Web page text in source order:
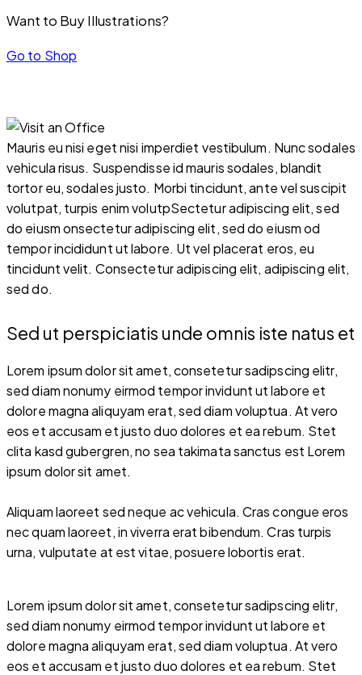
Want to Buy Illustrations?
Go to Shop
Mauris eu nisi eget nisi imperdiet vestibulum. Nunc sodales
vehicula risus. Suspendisse id mauris sodales, blandit
tortor eu, sodales justo. Morbi tincidunt, ante vel suscipit
volutpat, turpis enim volutpSectetur adipiscing elit, sed
do eiusm onsectetur adipiscing elit, sed do eiusm od
tempor incididunt ut labore. Ut vel placerat eros, eu
tincidunt velit. Consectetur adipiscing elit, adipiscing elit,
sed do.
Sed ut perspiciatis unde omnis iste natus et
Lorem ipsum dolor sit amet, consetetur sadipscing elitr,
sed diam nonumy eirmod tempor invidunt ut labore et
dolore magna aliquyam erat, sed diam voluptua. At vero
eos et accusam et justo duo dolores et ea rebum. Stet
clita kasd gubergren, no sea takimata sanctus est Lorem
ipsum dolor sit amet.
Aliquam laoreet sed neque ac vehicula. Cras congue eros
nec quam laoreet, in viverra erat bibendum. Cras turpis
urna, vulputate at est vitae, posuere lobortis erat.
Lorem ipsum dolor sit amet, consetetur sadipscing elitr,
sed diam nonumy eirmod tempor invidunt ut labore et
dolore magna aliquyam erat, sed diam voluptua. At vero
eos et accusam et justo duo dolores et ea rebum. Stet